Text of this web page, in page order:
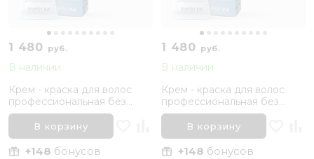
1 480 руб.
В наличии
Крем - краска для волос
профессиональная без
аммиака Inebrya Bionic Color
6/0 Темный русый
Натуральный, 100 мл
В корзину
+148 бонусов
1 480 руб.
В наличии
Крем - краска для волос
профессиональная без
аммиака Inebrya Bionic Color
7/1 Русый Пепельный, 100
мл
В корзину
+148 бонусов